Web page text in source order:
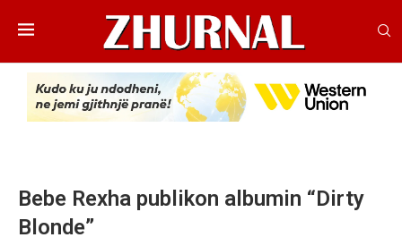
Bebe Rexha publikon albumin “Dirty
Blonde”